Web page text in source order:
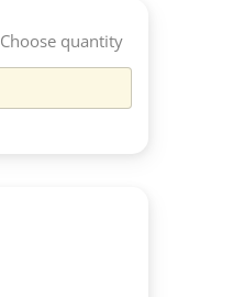
Choose quantity